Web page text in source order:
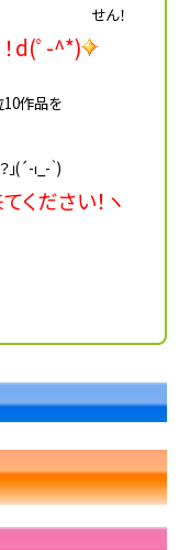
せん！
d(ﾟ-^*)
10作品を
(´-ι_-｀)
ください！ヽ